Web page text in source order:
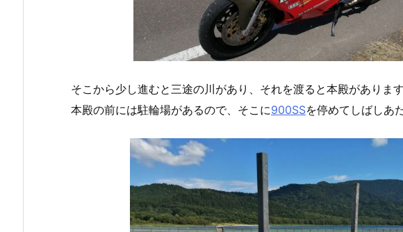
そこから少し進むと三途の川があり、それを渡ると本殿があります
本殿の前には駐輪場があるので、そこに900SSを停めてしばしあ